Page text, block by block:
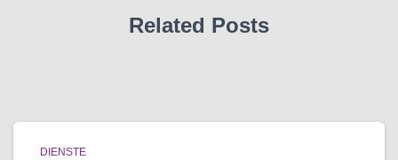
Related Posts
DIENSTE